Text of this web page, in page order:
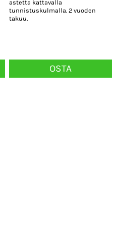
astetta kattavalla
tunnistuskulmalla. 2 vuoden
takuu.
OSTA